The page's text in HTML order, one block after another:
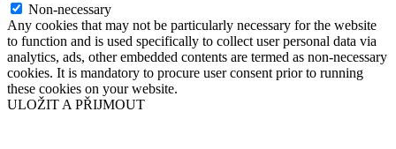
Non-necessary
Any cookies that may not be particularly necessary for the website
to function and is used specifically to collect user personal data via
analytics, ads, other embedded contents are termed as non-necessary
cookies. It is mandatory to procure user consent prior to running
these cookies on your website.
ULOŽIT A PŘIJMOUT